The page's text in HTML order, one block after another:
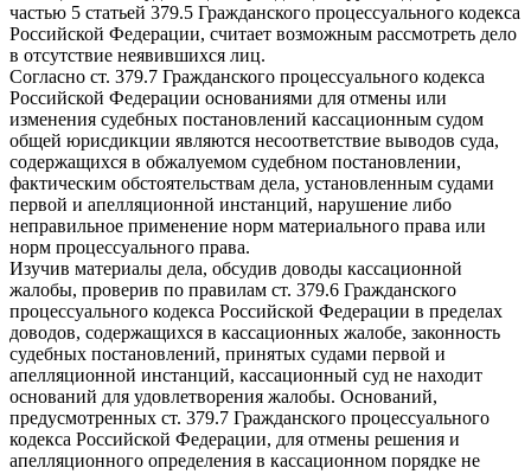
частью 5 статьей 379.5 Гражданского процессуального кодекса
Российской Федерации, считает возможным рассмотреть дело
в отсутствие неявившихся лиц.
Согласно ст. 379.7 Гражданского процессуального кодекса
Российской Федерации основаниями для отмены или
изменения судебных постановлений кассационным судом
общей юрисдикции являются несоответствие выводов суда,
содержащихся в обжалуемом судебном постановлении,
фактическим обстоятельствам дела, установленным судами
первой и апелляционной инстанций, нарушение либо
неправильное применение норм материального права или
норм процессуального права.
Изучив материалы дела, обсудив доводы кассационной
жалобы, проверив по правилам ст. 379.6 Гражданского
процессуального кодекса Российской Федерации в пределах
доводов, содержащихся в кассационных жалобе, законность
судебных постановлений, принятых судами первой и
апелляционной инстанций, кассационный суд не находит
оснований для удовлетворения жалобы. Оснований,
предусмотренных ст. 379.7 Гражданского процессуального
кодекса Российской Федерации, для отмены решения и
апелляционного определения в кассационном порядке не